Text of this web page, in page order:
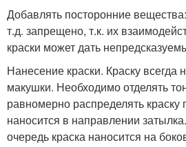
Добавлять посторонние
т.д. запрещено, т.к. их
краски может дать
Нанесение краски. Краску всегда
макушки. Необходимо отделять
равномерно распределять
наносится в направлении
очередь краска наносится на